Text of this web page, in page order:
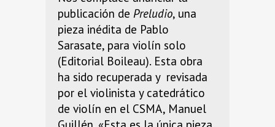
publicación de Preludio, una
pieza inédita de Pablo
Sarasate, para violín solo
(Editorial Boileau). Esta obra
ha sido recuperada y revisada
por el violinista y catedrático
de violín en el CSMA, Manuel